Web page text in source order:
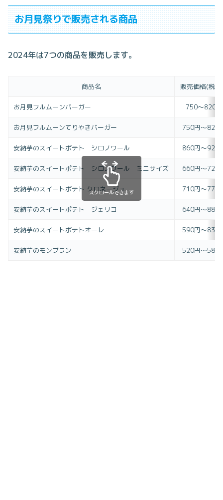
お月見祭りで販売される商品
2024年は7つの商品を販売します。
商品名 販売価格(税込
お月見フルムーンバーガー 750～820円
お月見フルムーンてりやきバーガー 750円～820
安納芋のスイートポテト シロノワール 860円～920
安納芋のスイートポテト シロノワール ミニサイズ 660円～720
安納芋のスイートポテト クロネージュ 710円～770
安納芋のスイートポテト ジェリコ 640円～880
安納芋のスイートポテトオーレ 590円～830
安納芋のモンブラン 520円～580
スクロールできます